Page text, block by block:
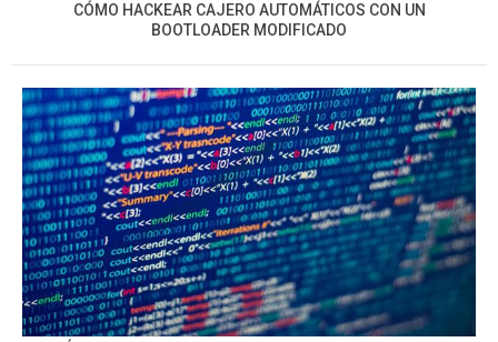
CÓMO HACKEAR CAJERO AUTOMÁTICOS CON UN
BOOTLOADER MODIFICADO